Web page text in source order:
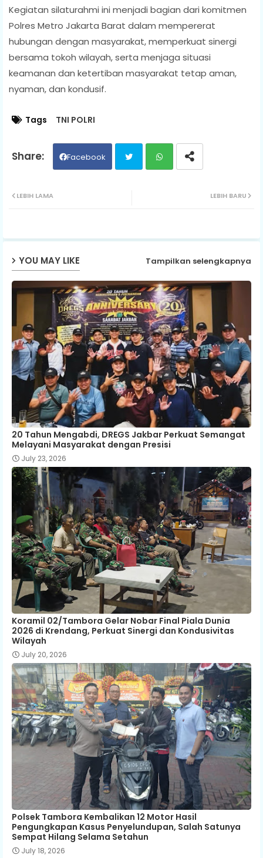
Kegiatan silaturahmi ini menjadi bagian dari komitmen
Polres Metro Jakarta Barat dalam mempererat
hubungan dengan masyarakat, memperkuat sinergi
bersama tokoh wilayah, serta menjaga situasi
keamanan dan ketertiban masyarakat tetap aman,
nyaman, dan kondusif.
Tags TNI POLRI
Facebook
ap
p
LEBIH BARU
LEBIH LAMA
YOU MAY LIKE Tampilkan selengkapnya
20 Tahun Mengabdi, DREGS Jakbar Perkuat Semangat
Melayani Masyarakat dengan Presisi
July 23, 2026
Koramil 02/Tambora Gelar Nobar Final Piala Dunia
2026 di Krendang, Perkuat Sinergi dan Kondusivitas
Wilayah
July 20, 2026
Polsek Tambora Kembalikan 12 Motor Hasil
Pengungkapan Kasus Penyelundupan, Salah Satunya
Sempat Hilang Selama Setahun
July 18, 2026